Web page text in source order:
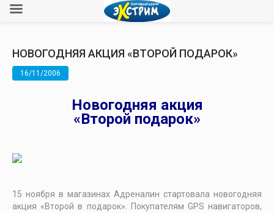
НОВОГОДНЯЯ АКЦИЯ «ВТОРОЙ ПОДАРОК»
16/11/2006
Новогодняя акция
«Второй подарок»
15 ноября в магазинах Адреналин стартовала новогодняя
акция «Второй в подарок». Покупателям GPS навигаторов,